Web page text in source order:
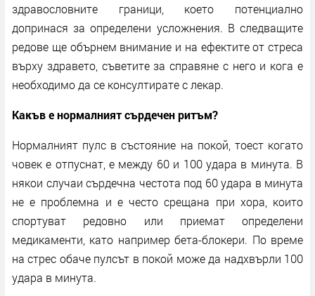
здравословните граници, което потенциално
допринася за определени усложнения. В следващите
редове ще обърнем внимание и на ефектите от стреса
върху здравето, съветите за справяне с него и кога е
необходимо да се консултирате с лекар.
Какъв е нормалният сърдечен ритъм?
Нормалният пулс в състояние на покой, тоест когато
човек е отпуснат, е между 60 и 100 удара в минута. В
някои случаи сърдечна честота под 60 удара в минута
не е проблемна и е често срещана при хора, които
спортуват редовно или приемат определени
медикаменти, като например бета-блокери. По време
на стрес обаче пулсът в покой може да надхвърли 100
удара в минута.